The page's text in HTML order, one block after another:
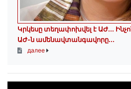
Կրկեսը տեղափոխվել է ԱԺ...
ԱԺ-ն ամենավտանգավորը...
далее